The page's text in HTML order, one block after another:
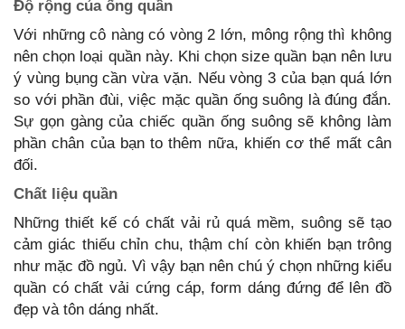
Độ rộng của ống quần
Với những cô nàng có vòng 2 lớn, mông rộng thì không
nên chọn loại quần này. Khi chọn size quần bạn nên lưu
ý vùng bụng cần vừa vặn. Nếu vòng 3 của bạn quá lớn
so với phần đùi, việc mặc quần ống suông là đúng đắn.
Sự gọn gàng của chiếc quần ống suông sẽ không làm
phần chân của bạn to thêm nữa, khiến cơ thể mất cân
đối.
Chất liệu quần
Những thiết kế có chất vải rủ quá mềm, suông sẽ tạo
cảm giác thiếu chỉn chu, thậm chí còn khiến bạn trông
như mặc đồ ngủ. Vì vậy bạn nên chú ý chọn những kiểu
quần có chất vải cứng cáp, form dáng đứng để lên đồ
đẹp và tôn dáng nhất.